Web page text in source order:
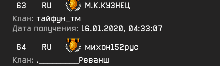
63
RU
М.К.КУЗНЕЦ
Клан: тайфун_тм
Дата получения: 16.01.2020, 04:33:07
64
RU
михон152рус
Клан: ._________Реванш